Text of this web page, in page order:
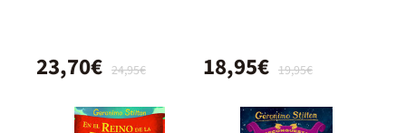
24,95€
23,70€ 19,95€
18,95€